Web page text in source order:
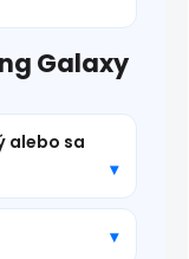
Galaxy
alebo sa